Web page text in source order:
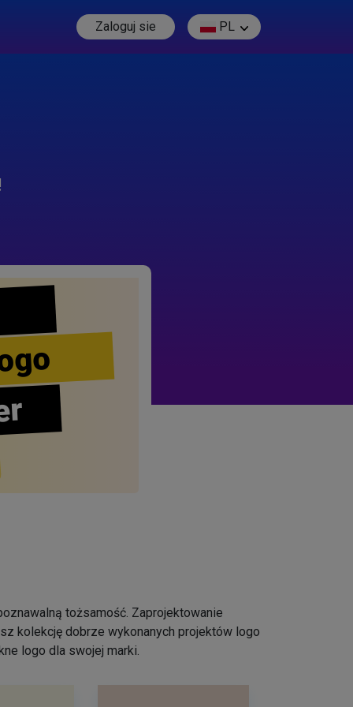
Zaloguj sie PL
tożsamość. Zaprojektowanie
kolekcję dobrze wykonanych projektów logo
logo dla swojej marki.